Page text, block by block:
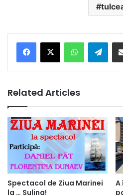
Telegram
Related Articles
Spectacol de Ziua Marinei
la … Sulina!
A